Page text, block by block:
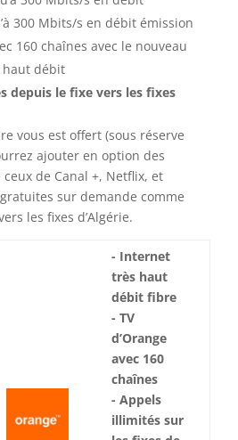
300 Mbits/s en débit émission
160 chaînes avec le nouveau
haut débit
depuis le fixe vers les fixes
vous est offert (sous réserve
ajouter en option des
de Canal +, Netflix, et
sur demande comme
les fixes d’Algérie.
- Internet
très haut
débit fibre
- TV
d’Orange
avec 160
chaînes
- Appels
illimités sur